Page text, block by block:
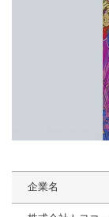
企業名